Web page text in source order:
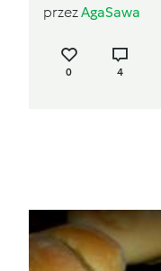
przezAgaSawa
0 4